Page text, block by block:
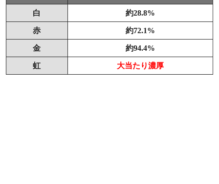
白 約28.8%
赤 約72.1%
金 約94.4%
虹 大当たり濃厚